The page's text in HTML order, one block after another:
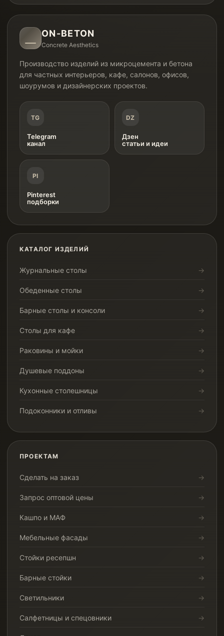
ON-BETON
Concrete Aesthetics
Производство изделий из микроцемента и бетона
для частных интерьеров, кафе, салонов, офисов,
шоурумов и дизайнерских проектов.
TG
Telegram
канал
DZ
Дзен
статьи и идеи
PI
Pinterest
подборки
КАТАЛОГ ИЗДЕЛИЙ
Журнальные столы
Обеденные столы
Барные столы и консоли
Столы для кафе
Раковины и мойки
Душевые поддоны
Кухонные столешницы
Подоконники и отливы
ПРОЕКТАМ
Сделать на заказ
Запрос оптовой цены
Кашпо и МАФ
Мебельные фасады
Стойки ресепшн
Барные стойки
Светильники
Салфетницы и спецовники